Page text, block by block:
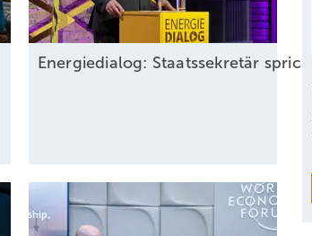
Energiedialog: Staatssekretär